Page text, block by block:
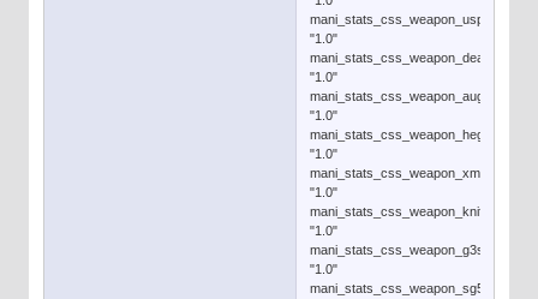
mani_stats_css_weapon_usp
"1.0"
mani_stats_css_weapon_deagle
"1.0"
mani_stats_css_weapon_aug
"1.0"
mani_stats_css_weapon_hegrenade
"1.0"
mani_stats_css_weapon_xm1014
"1.0"
mani_stats_css_weapon_knife
"1.0"
mani_stats_css_weapon_g3sg1
"1.0"
mani_stats_css_weapon_sg550